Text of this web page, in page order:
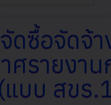
ดซื้อจัดจ้
ศรายงา
แบบ สขร